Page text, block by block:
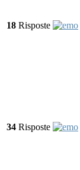
18 Risposte
34 Risposte